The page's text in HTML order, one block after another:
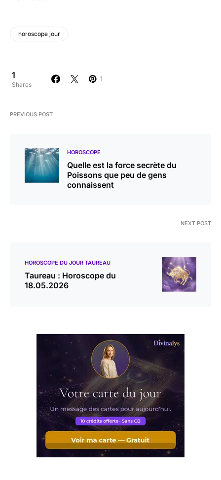
horoscope jour
1
Shares
1
PREVIOUS POST
HOROSCOPE
Quelle est la force secrète du
Poissons que peu de gens
connaissent
NEXT POST
HOROSCOPE DU JOUR TAUREAU
Taureau : Horoscope du
18.05.2026